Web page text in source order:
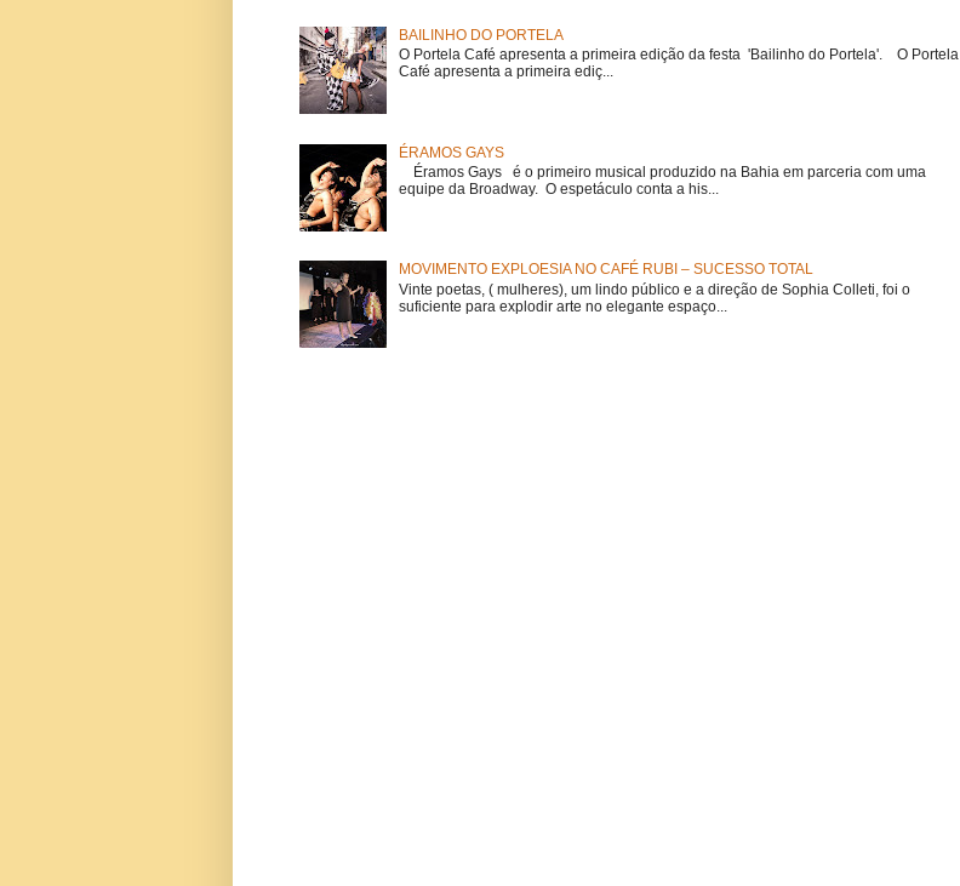
BAILINHO DO PORTELA
O Portela Café apresenta a primeira edição da festa 'Bailinho do Portela'. O Portela
Café apresenta a primeira ediç...
ÉRAMOS GAYS
Éramos Gays é o primeiro musical produzido na Bahia em parceria com uma
equipe da Broadway. O espetáculo conta a his...
MOVIMENTO EXPLOESIA NO CAFÉ RUBI – SUCESSO TOTAL
Vinte poetas, ( mulheres), um lindo público e a direção de Sophia Colleti, foi o
suficiente para explodir arte no elegante espaço...